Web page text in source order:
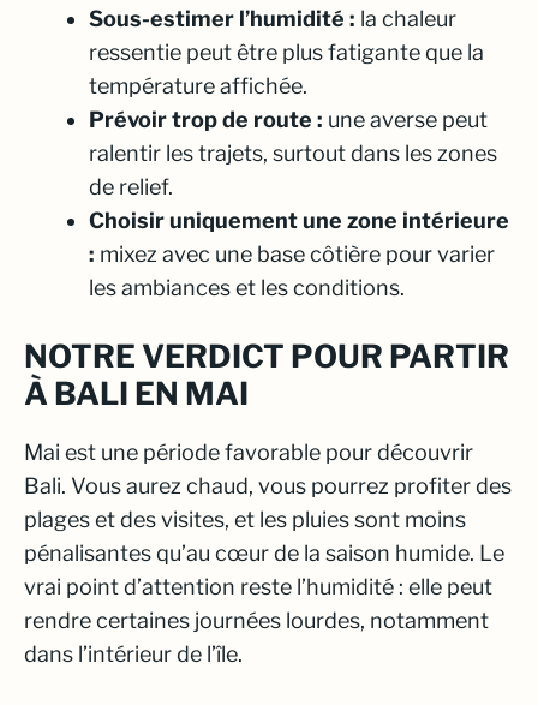
Sous-estimer l’humidité : la chaleur
ressentie peut être plus fatigante que la
température affichée.
Prévoir trop de route : une averse peut
ralentir les trajets, surtout dans les zones
de relief.
Choisir uniquement une zone intérieure
: mixez avec une base côtière pour varier
les ambiances et les conditions.
NOTRE VERDICT POUR PARTIR
À BALI EN MAI
Mai est une période favorable pour découvrir
Bali. Vous aurez chaud, vous pourrez profiter des
plages et des visites, et les pluies sont moins
pénalisantes qu’au cœur de la saison humide. Le
vrai point d’attention reste l’humidité : elle peut
rendre certaines journées lourdes, notamment
dans l’intérieur de l’île.